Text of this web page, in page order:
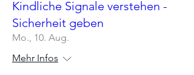
Kindliche Signale verstehen -
Sicherheit geben
Mo., 10. Aug.
Mehr Infos